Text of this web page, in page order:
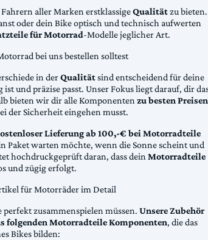
aller Marken erstklassigeQualitätzu bieten.
oder dein Bike optisch und technisch aufwerten
für Motorrad-Modelle jeglicher Art.
bei uns bestellen solltest
in derQualitätsind entscheidend für deine
und präzise passt. Unser Fokus liegt darauf, dir
bieten wir dir alle Komponentenzu besten Preisen
der Sicherheit eingehen musst.
Lieferung ab 100,-€ bei Motorradteile
Paket warten möchte, wenn die Sonne scheint und
hochdruckgeprüft daran, dass deinMotorradteile
und zügig erfolgt.
für Motorräder im Detail
zusammenspielen müssen. Unsere Zubehör
folgenden Motorradteile Komponenten, die das
Bikes bilden: